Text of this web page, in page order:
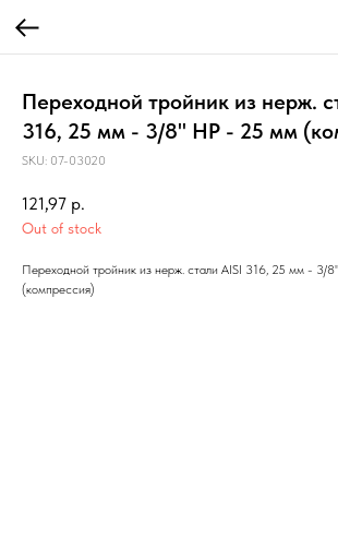
Переходной тройник из нерж.
316, 25 мм - 3/8" НР - 25 мм
SKU: 07-03020
121,97 р.
Out of stock
Переходной тройник из нерж. стали AISI 316, 25 мм -
(компрессия)